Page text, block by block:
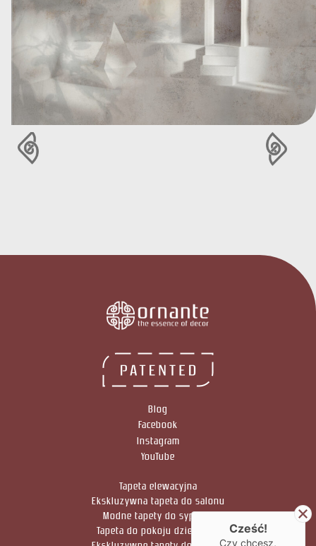
Blog
Facebook
Instagram
YouTube
Tapeta elewacyjna
Ekskluzywna tapeta do salonu
Modne tapety do sypialni
Tapeta do pokoju dziennego
Cześć!
Czy chcesz,